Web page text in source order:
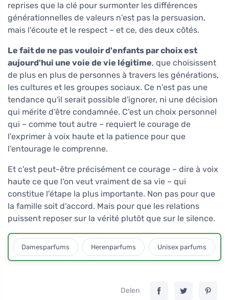
reprises que la clé pour surmonter les différences
générationnelles de valeurs n'est pas la persuasion,
mais l'écoute et le respect – et ce, des deux côtés.
Le fait de ne pas vouloir d'enfants par choix est
aujourd'hui une voie de vie légitime, que choisissent
de plus en plus de personnes à travers les générations,
les cultures et les groupes sociaux. Ce n'est pas une
tendance qu'il serait possible d'ignorer, ni une décision
qui mérite d'être condamnée. C'est un choix personnel
qui – comme tout autre – requiert le courage de
l'exprimer à voix haute et la patience pour que
l'entourage le comprenne.
Et c'est peut-être précisément ce courage – dire à voix
haute ce que l'on veut vraiment de sa vie – qui
constitue l'étape la plus importante. Non pas pour que
la famille soit d'accord. Mais pour que les relations
puissent reposer sur la vérité plutôt que sur le silence.
Damesparfums Herenparfums Unisex parfums
Delen